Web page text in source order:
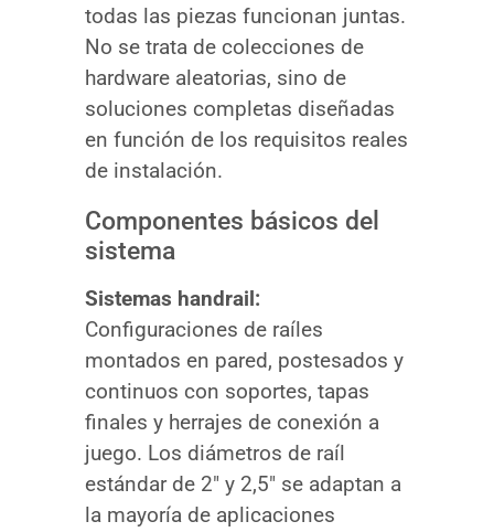
todas las piezas funcionan juntas.
No se trata de colecciones de
hardware aleatorias, sino de
soluciones completas diseñadas
en función de los requisitos reales
de instalación.
Componentes básicos del
sistema
Sistemas handrail:
Configuraciones de raíles
montados en pared, postesados y
continuos con soportes, tapas
finales y herrajes de conexión a
juego. Los diámetros de raíl
estándar de 2″ y 2,5″ se adaptan a
la mayoría de aplicaciones